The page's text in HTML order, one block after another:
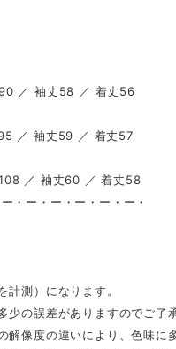
／ 袖丈58 ／ 着丈56
／ 袖丈59 ／ 着丈57
／ 袖丈60 ／ 着丈58
・ー・ー・ー・ー・ー・
計測）になります。
少の誤差がありますのでご了
解像度の違いにより、色味に